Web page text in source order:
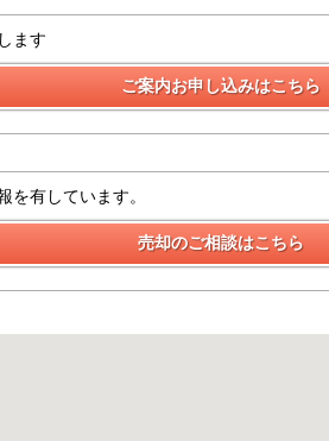
ます
有しています。